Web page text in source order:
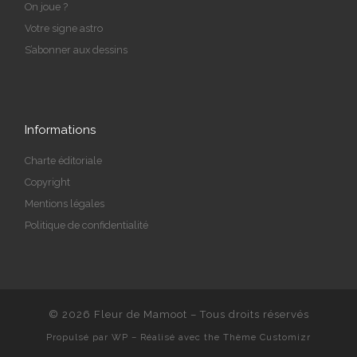
On joue ?
Votre signe astro
S’abonner aux dessins
Informations
Charte éditoriale
Copyright
Mentions légales
Politique de confidentialité
© 2026 Fleur de Mamoot – Tous droits réservés
Propulsé par WP – Réalisé avec the Thème Customizr